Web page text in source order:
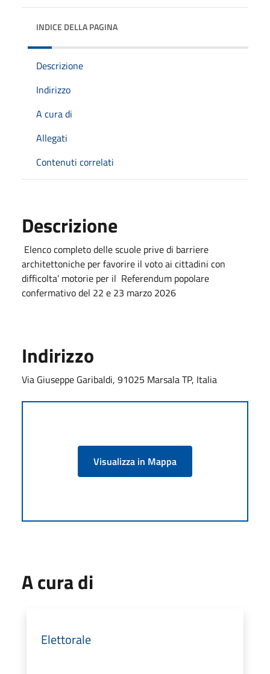
INDICE DELLA PAGINA
Descrizione
Indirizzo
A cura di
Allegati
Contenuti correlati
Descrizione
Elenco completo delle scuole prive di barriere
architettoniche per favorire il voto ai cittadini con
difficolta’ motorie per il Referendum popolare
confermativo del 22 e 23 marzo 2026
Indirizzo
Via Giuseppe Garibaldi, 91025 Marsala TP, Italia
Visualizza in Mappa
A cura di
Elettorale